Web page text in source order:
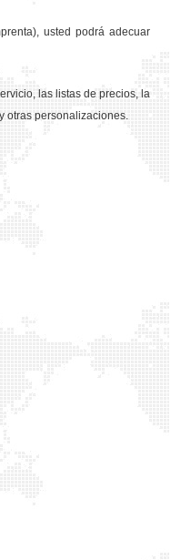
usted podrá adecuar
las listas de precios, la
otras personalizaciones.